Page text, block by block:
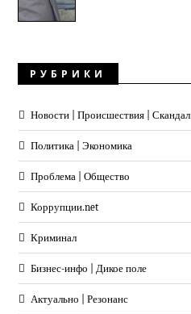
РУБРИКИ
Новости | Происшествия | Скандал
Политика | Экономика
Проблема | Общество
Коррупции.net
Криминал
Бизнес-инфо | Дикое поле
Актуально | Резонанс